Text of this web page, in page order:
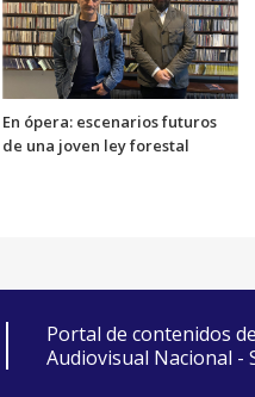
En ópera: escenarios futuros
de una joven ley forestal
Portal de contenidos
Audiovisual Nacional -